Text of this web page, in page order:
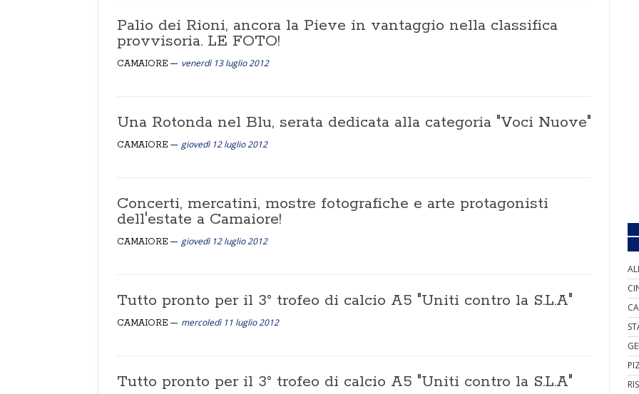
Palio dei Rioni, ancora la Pieve in vantaggio nella classifica
provvisoria. LE FOTO!
CAMAIORE venerdì 13 luglio 2012
Una Rotonda nel Blu, serata dedicata alla categoria "Voci Nuove"
CAMAIORE giovedì 12 luglio 2012
Concerti, mercatini, mostre fotografiche e arte protagonisti
dell'estate a Camaiore!
CAMAIORE giovedì 12 luglio 2012
Tutto pronto per il 3° trofeo di calcio A5 "Uniti contro la S.L.A"
CAMAIORE mercoledì 11 luglio 2012
Tutto pronto per il 3° trofeo di calcio A5 "Uniti contro la S.L.A"